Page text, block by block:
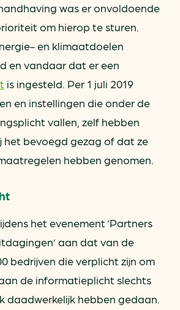
was er onvoldoende
om hierop te sturen.
en klimaatdoelen
en vandaar dat er een
is ingesteld. Per 1 juli 2019
en instellingen die onder de
vallen, zelf hebben
het bevoegd gezag of dat ze
hebben genomen.
het evenement ‘Partners
aan dat van de
bedrijven die verplicht zijn om
de informatieplicht slechts
daadwerkelijk hebben gedaan.